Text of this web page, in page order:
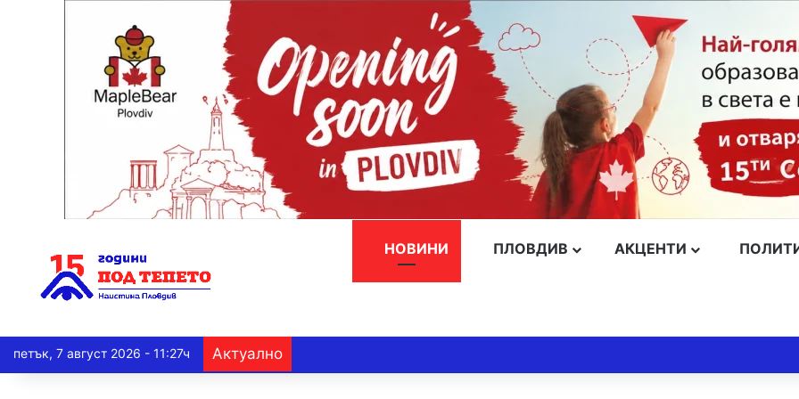
НОВИНИ ПЛОВДИВ АКЦЕНТИ
петък, 7 август 2026 - 11:27ч Актуално